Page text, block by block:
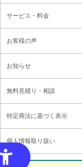
サービス・料金
遺品整理
特殊清掃・孤独死
各種セミナーのご案内
お客様の声
お知らせ
無料⾒積り・相談
無料⾒積り・相談
ご意見箱
取材・講演依頼
特定商法に基づく表示
個人情報取り扱い